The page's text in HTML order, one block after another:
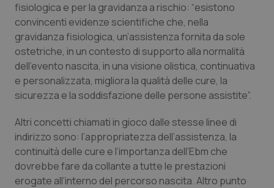
Professionisti Sanitari.AI
Abruzzo
Basilicata
Calabria
Campania
Emilia-Romagna
QS Pro Gold
Artrite & artrosi
Asma & BPCO
Car-T
Colesterolo & coronaropatie
QS Club Newsletter
fisiologica e per la gravidanza a rischio: “esistono
convincenti evidenze scientifiche che, nella
gravidanza fisiologica, un’assistenza fornita da sole
ostetriche, in un contesto di supporto alla normalità
dell’evento nascita, in una visione olistica, continuativa
e personalizzata, migliora la qualità delle cure, la
sicurezza e la soddisfazione delle persone assistite”.
Altri concetti chiamati in gioco dalle stesse linee di
indirizzo sono: l’appropriatezza dell’assistenza, la
continuità delle cure e l’importanza dell’Ebm che
dovrebbe fare da collante a tutte le prestazioni
erogate all’interno del percorso nascita. Altro punto